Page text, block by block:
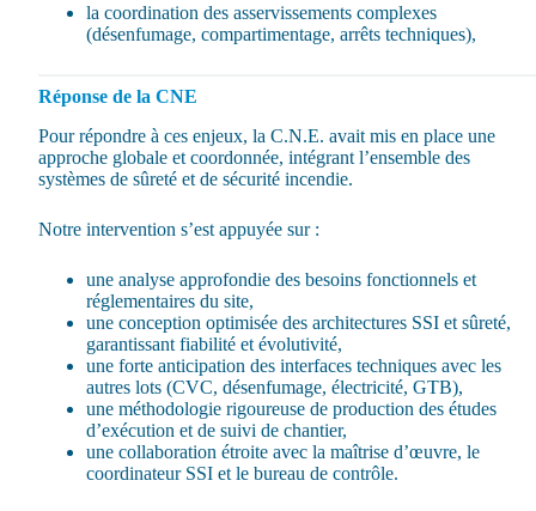
la coordination des asservissements complexes
(désenfumage, compartimentage, arrêts techniques),
Réponse de la CNE
Pour répondre à ces enjeux, la C.N.E. avait mis en place une
approche globale et coordonnée, intégrant l’ensemble des
systèmes de sûreté et de sécurité incendie.
Notre intervention s’est appuyée sur :
une analyse approfondie des besoins fonctionnels et
réglementaires du site,
une conception optimisée des architectures SSI et sûreté,
garantissant fiabilité et évolutivité,
une forte anticipation des interfaces techniques avec les
autres lots (CVC, désenfumage, électricité, GTB),
une méthodologie rigoureuse de production des études
d’exécution et de suivi de chantier,
une collaboration étroite avec la maîtrise d’œuvre, le
coordinateur SSI et le bureau de contrôle.